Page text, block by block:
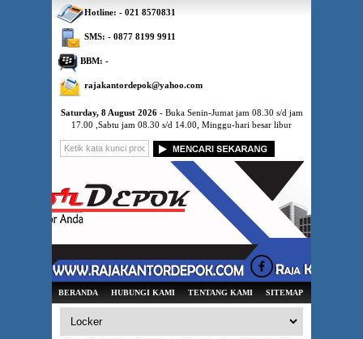
Saturday, 8 August 2026- Buka Senin-Jumat jam 08.30 s/d jam
17.00 ,Sabtu jam 08.30 s/d 14.00, Minggu-hari besar libur
BERANDA HUBUNGI KAMI TENTANG KAMI SITEMAP
Hotline: - 021 8570831
SMS: - 0877 8199 9911
BBM: -
rajakantordepok@yahoo.com